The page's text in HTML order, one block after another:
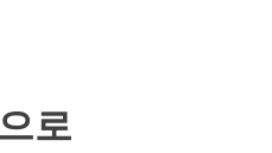
로